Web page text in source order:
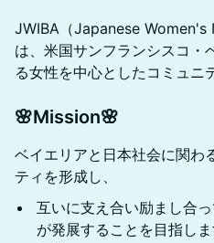
JWIBA（Japanese Women's
は、米国サンフランシスコ・
る女性を中心としたコミュニ
🌸Mission🌸
ベイエリアと日本社会に関わ
ティを形成し、
互いに支え合い励まし合
が発展することを目指し